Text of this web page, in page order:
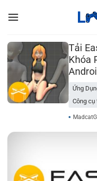
qua
dung
Tải
Khóa
Ứng
Công